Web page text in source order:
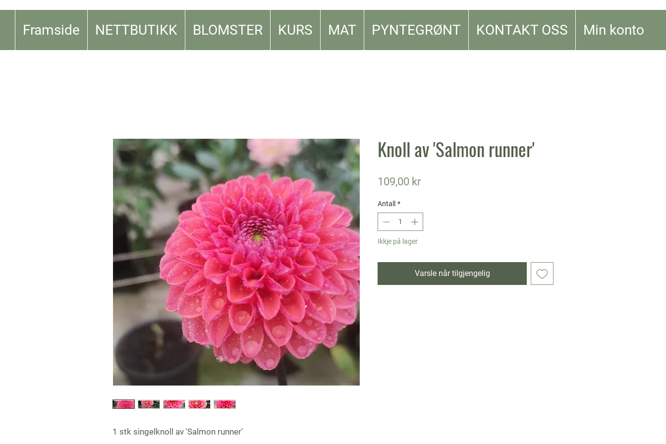
Framside NETTBUTIKK BLOMSTER KURS MAT PYNTEGRØNT KONTAKT OSS Min konto
1 stk singelknoll av 'Salmon runner'
Knoll av 'Salmon runner'
109,00 krPris
Antall *
Ikkje på lager
Varsle når tilgjengelig